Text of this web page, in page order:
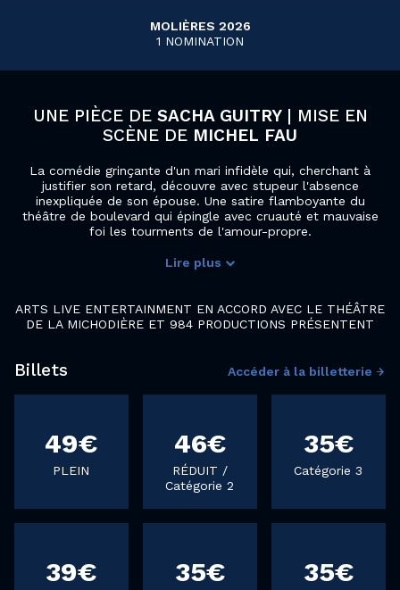
MOLIÈRES 2026
1 NOMINATION
UNE PIÈCE DE SACHA GUITRY | MISE EN
SCÈNE DE MICHEL FAU
La comédie grinçante d'un mari infidèle qui, cherchant à
justifier son retard, découvre avec stupeur l'absence
inexpliquée de son épouse. Une satire flamboyante du
théâtre de boulevard qui épingle avec cruauté et mauvaise
foi les tourments de l'amour-propre.
Lire plus
ARTS LIVE ENTERTAINMENT EN ACCORD AVEC LE THÉÂTRE
DE LA MICHODIÈRE ET 984 PRODUCTIONS PRÉSENTENT
Billets Accéder à la billetterie
49€
PLEIN
46€
RÉDUIT /
Catégorie 2
35€
Catégorie 3
39€ 35€ 35€